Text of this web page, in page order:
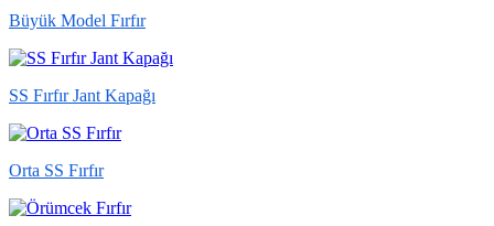
Büyük Model Fırfır
SS Fırfır Jant Kapağı
Orta SS Fırfır